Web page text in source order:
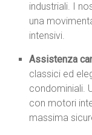
industriali. I
una
intensivi.
Assistenza
classici ed
condominiali.
con motori
massima